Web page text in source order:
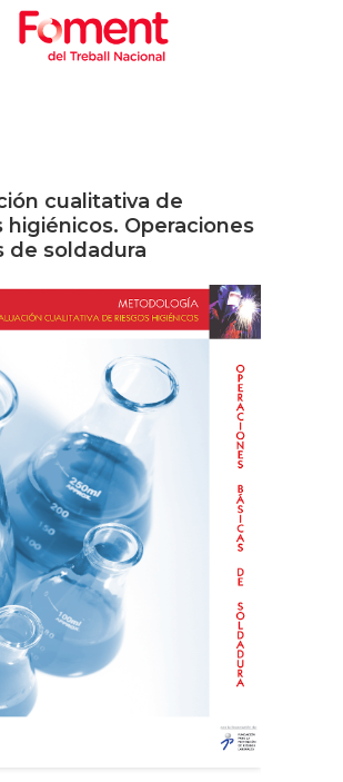
cualitativa de
higiénicos. Operaciones
de soldadura